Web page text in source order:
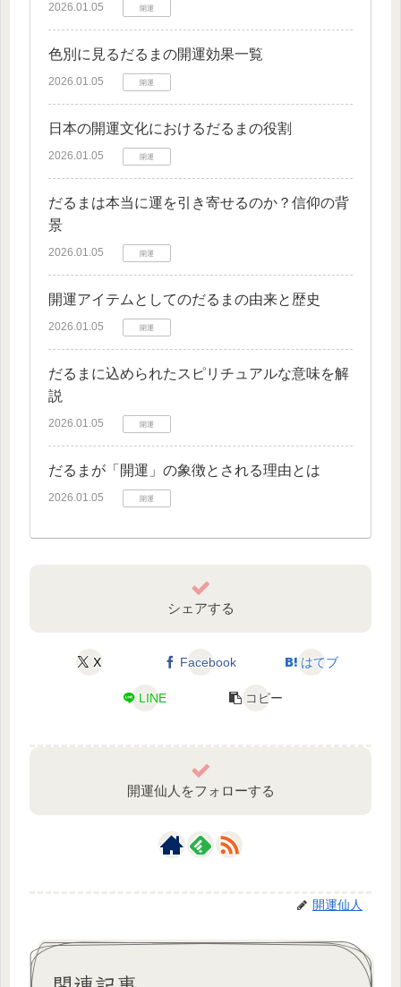
2026.01.05 開運
色別に見るだるまの開運効果一覧
2026.01.05 開運
日本の開運文化におけるだるまの役割
2026.01.05 開運
だるまは本当に運を引き寄せるのか？信仰の背
景
2026.01.05 開運
開運アイテムとしてのだるまの由来と歴史
2026.01.05 開運
だるまに込められたスピリチュアルな意味を解
説
2026.01.05 開運
だるまが「開運」の象徴とされる理由とは
2026.01.05 開運
シェアする
X Facebook はてブ
LINE コピー
開運仙人をフォローする
開運仙人